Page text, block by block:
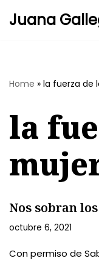
Juana
Home » la fuerza de
la
Nos sobran
octubre 6, 2021
Con permiso de